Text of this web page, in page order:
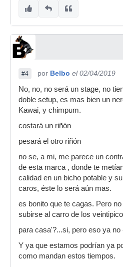
#4 por Belbo el 02/04/2019
No, no, no será un stage, no
doble setup, es mas bien un
Kawai, y chimpum.
costará un riñón
pesará el otro riñón
no se, a mi, me parece un
de esta marca , donde te
calidad en un bicho potable y
caros, éste lo será aún mas.
es bonito que te cagas. Pero
subirse al carro de los
para casa'?...si, pero eso ya
Y ya que estamos podrían ya
como mandan estos tiempos.